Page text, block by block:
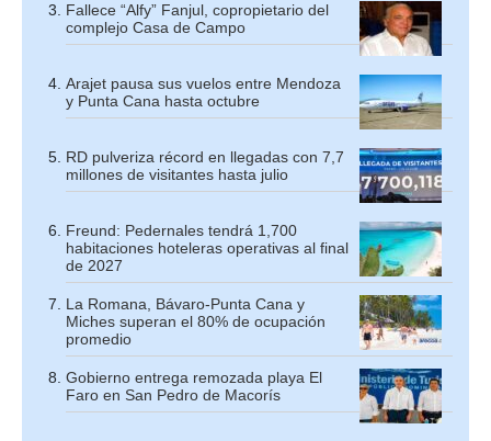
Fallece “Alfy” Fanjul, copropietario del
complejo Casa de Campo
Arajet pausa sus vuelos entre Mendoza
y Punta Cana hasta octubre
RD pulveriza récord en llegadas con 7,7
millones de visitantes hasta julio
Freund: Pedernales tendrá 1,700
habitaciones hoteleras operativas al final
de 2027
La Romana, Bávaro-Punta Cana y
Miches superan el 80% de ocupación
promedio
Gobierno entrega remozada playa El
Faro en San Pedro de Macorís